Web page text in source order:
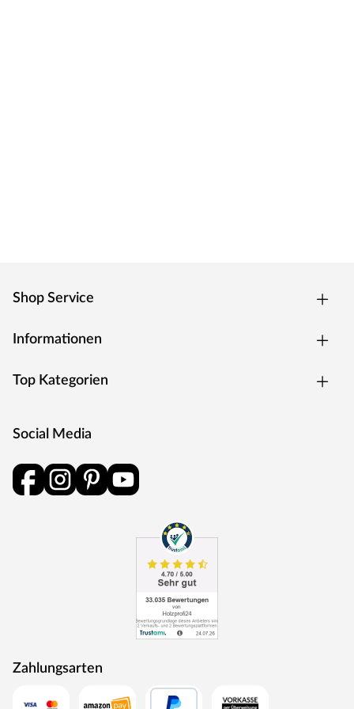
Shop Service
Informationen
Top Kategorien
Social Media
Zahlungsarten